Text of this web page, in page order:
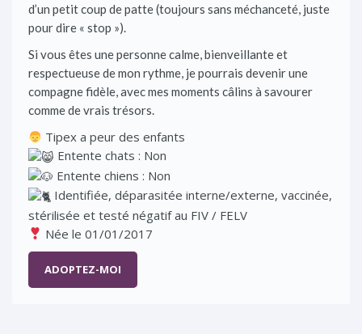
d’un petit coup de patte (toujours sans méchanceté, juste
pour dire « stop »).
Si vous êtes une personne calme, bienveillante et
respectueuse de mon rythme, je pourrais devenir une
compagne fidèle, avec mes moments câlins à savourer
comme de vrais trésors.
Tipex a peur des enfants
Entente chats : Non
Entente chiens : Non
Identifiée, déparasitée interne/externe, vaccinée,
stérilisée et testé négatif au FIV / FELV
Née le 01/01/2017
ADOPTEZ-MOI